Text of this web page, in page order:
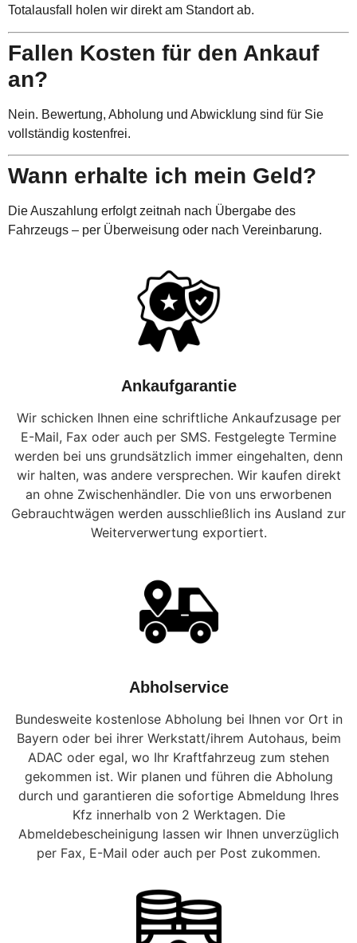
Totalausfall holen wir direkt am Standort ab.
Fallen Kosten für den Ankauf
an?
Nein. Bewertung, Abholung und Abwicklung sind für Sie
vollständig kostenfrei.
Wann erhalte ich mein Geld?
Die Auszahlung erfolgt zeitnah nach Übergabe des
Fahrzeugs – per Überweisung oder nach Vereinbarung.
Ankaufgarantie
Wir schicken Ihnen eine schriftliche Ankaufzusage per
E-Mail, Fax oder auch per SMS. Festgelegte Termine
werden bei uns grundsätzlich immer eingehalten, denn
wir halten, was andere versprechen. Wir kaufen direkt
an ohne Zwischenhändler. Die von uns erworbenen
Gebrauchtwägen werden ausschließlich ins Ausland zur
Weiterverwertung exportiert.
Abholservice
Bundesweite kostenlose Abholung bei Ihnen vor Ort in
Bayern oder bei ihrer Werkstatt/ihrem Autohaus, beim
ADAC oder egal, wo Ihr Kraftfahrzeug zum stehen
gekommen ist. Wir planen und führen die Abholung
durch und garantieren die sofortige Abmeldung Ihres
Kfz innerhalb von 2 Werktagen. Die
Abmeldebescheinigung lassen wir Ihnen unverzüglich
per Fax, E-Mail oder auch per Post zukommen.